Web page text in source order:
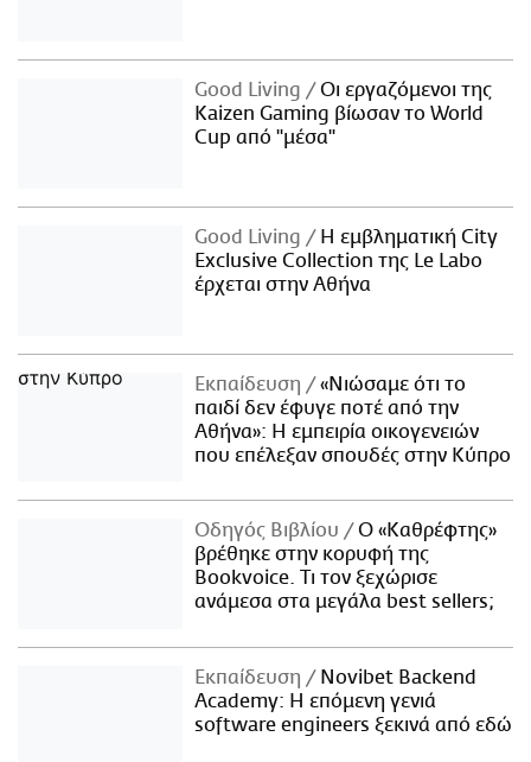
Good Living
Οι εργαζόμενοι της
Kaizen Gaming βίωσαν το World
Cup από "μέσα"
Good Living
Η εμβληματική City
Exclusive Collection της Le Labo
έρχεται στην Αθήνα
Εκπαίδευση
«Νιώσαμε ότι το
παιδί δεν έφυγε ποτέ από την
Αθήνα»: Η εμπειρία οικογενειών
που επέλεξαν σπουδές στην Κύπρο
Οδηγός Βιβλίου
Ο «Καθρέφτης»
βρέθηκε στην κορυφή της
Bookvoice. Τι τον ξεχώρισε
ανάμεσα στα μεγάλα best sellers;
Εκπαίδευση
Novibet Backend
Academy: Η επόμενη γενιά
software engineers ξεκινά από εδώ